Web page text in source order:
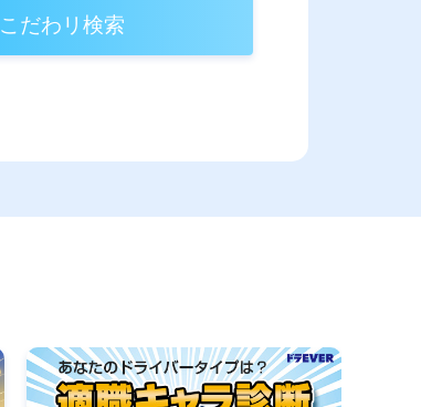
こだわリ検索